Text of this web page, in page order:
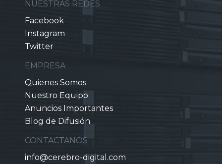
NUESTRAS REDES
Facebook
Instagram
Twitter
EMPRESA
Quienes Somos
Nuestro Equipo
Anuncios Importantes
Blog de Difusión
CONTACTANOS
info@cerebro-digital.com